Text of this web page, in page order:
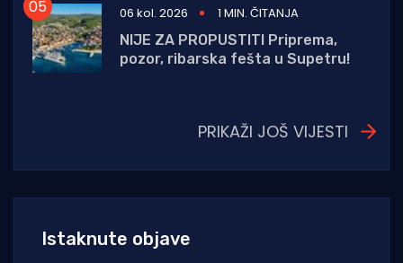
06 kol. 2026
1 MIN. ČITANJA
NIJE ZA PROPUSTITI Priprema,
pozor, ribarska fešta u Supetru!
PRIKAŽI JOŠ VIJESTI
Istaknute objave